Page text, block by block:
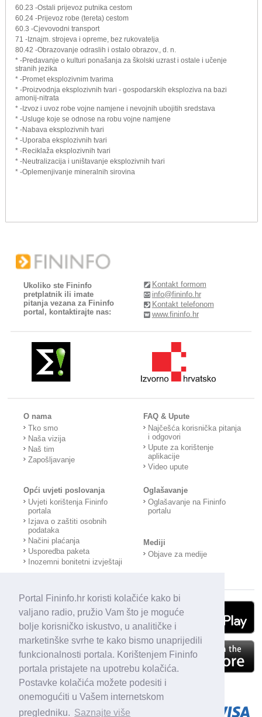
Portal Fininfo.hr koristi kolačiće kako bi
valjano radio, pružio Vam što je moguće
bolje korisničko iskustvo, u analitičke i
marketinške svrhe te kako bismo unaprijedili
funkcionalnosti portala. Korištenjem Fininfo
portala pristajete na upotrebu kolačića.
Postavke kolačića možete podesiti i
onemogućiti u Vašem internetskom
pregledniku. Saznajte više
60.23 -Ostali prijevoz putnika cestom
60.24 -Prijevoz robe (tereta) cestom
60.3 -Cjevovodni transport
71 -Iznajm. strojeva i opreme, bez rukovatelja
80.42 -Obrazovanje odraslih i ostalo obrazov., d. n.
* -Predavanje o kulturi ponašanja za školski uzrast i ostale i učenje
stranih jezika
* -Promet eksplozivnim tvarima
* -Proizvodnja eksplozivnih tvari - gospodarskih eksploziva na bazi
amonij-nitrata
* -Izvoz i uvoz robe vojne namjene i nevojnih ubojitih sredstava
* -Usluge koje se odnose na robu vojne namjene
* -Nabava eksplozivnih tvari
* -Uporaba eksplozivnih tvari
* -Reciklaža eksplozivnih tvari
* -Neutralizacija i uništavanje eksplozivnih tvari
* -Oplemenjivanje mineralnih sirovina
Ukoliko ste Fininfo
pretplatnik ili imate
pitanja vezana za Fininfo
portal, kontaktirajte nas:
Kontakt formom
info@fininfo.hr
Kontakt telefonom
www.fininfo.hr
O nama
Tko smo
Naša vizija
Naš tim
Zapošljavanje
FAQ & Upute
Najčešća korisnička pitanja
i odgovori
Upute za korištenje
aplikacije
Video upute
Opći uvjeti poslovanja
Uvjeti korištenja Fininfo
portala
Izjava o zaštiti osobnih
podataka
Načini plaćanja
Usporedba paketa
Inozemni bonitetni izvještaji
Oglašavanje
Oglašavanje na Fininfo
portalu
Mediji
Objave za medije